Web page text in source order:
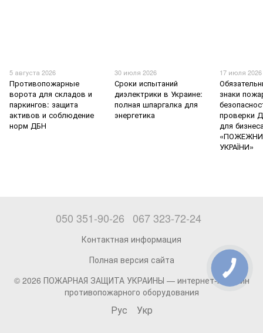
5 августа 2026
Противопожарные
ворота для складов и
паркингов: защита
активов и соблюдение
норм ДБН
30 июля 2026
Сроки испытаний
диэлектрики в Украине:
полная шпаргалка для
энергетика
17 июля 2026
знаки
проверки
для
УКРАЇНИ»
050 351-90-26 067 323-72-24
Контактная информация
Полная версия сайта
© 2026 ПОЖАРНАЯ ЗАЩИТА УКРАИНЫ — интернет-магазин
противопожарного оборудования
Рус Укр